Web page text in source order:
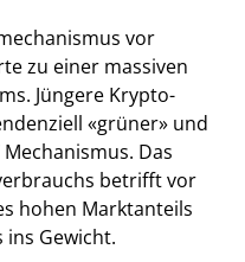
vor
zu einer massiven
Jüngere Krypto-
«grüner» und
Das
betrifft vor
hohen Marktanteils
Gewicht.